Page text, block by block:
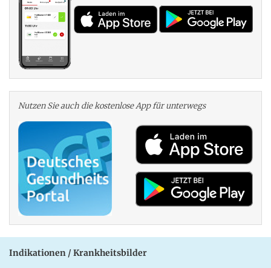
Nutzen Sie auch die kosten­lose App für unterwegs
Indikationen / Krankheitsbilder